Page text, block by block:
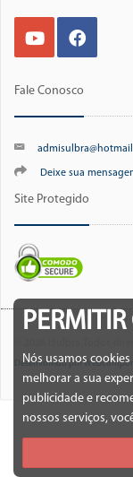
Fale Conosco
Deixe sua
Site Protegido
Desenvolvido por
Nós usamos
melhorar a sua
publicidade e
nossos serviços,